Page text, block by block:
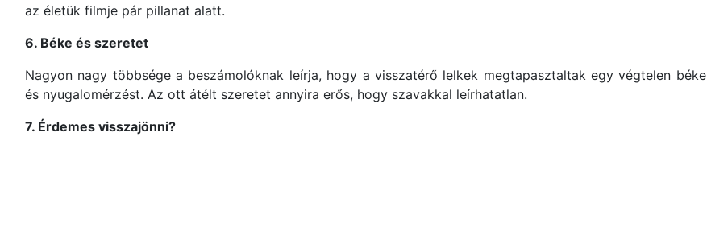
az életük filmje pár pillanat alatt.
6. Béke és szeretet
Nagyon nagy többsége a beszámolóknak leírja, hogy a visszatérő lelkek megtapasztaltak egy végtelen béke
és nyugalomérzést. Az ott átélt szeretet annyira erős, hogy szavakkal leírhatatlan.
7. Érdemes visszajönni?